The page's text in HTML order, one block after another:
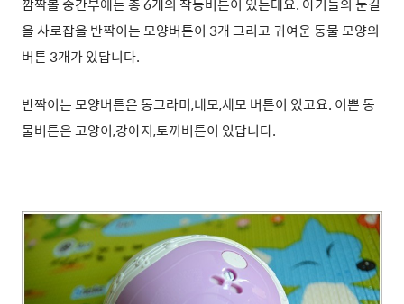
을 사로잡을 반짝이는 모양버튼이 3개 그리고 귀여운 동물 모양의
버튼 3개가 있답니다.
반짝이는 모양버튼은 동그라미,네모,세모 버튼이 있고요. 이쁜 동
물버튼은 고양이,강아지,토끼버튼이 있답니다.